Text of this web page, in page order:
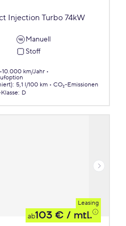
Injection Turbo 74kW
Manuell
Stoff
10.000 km/Jahr
: 5,1 l/100 km
CO₂-Emissionen
: D
Leasing
ab103 € / mtl.